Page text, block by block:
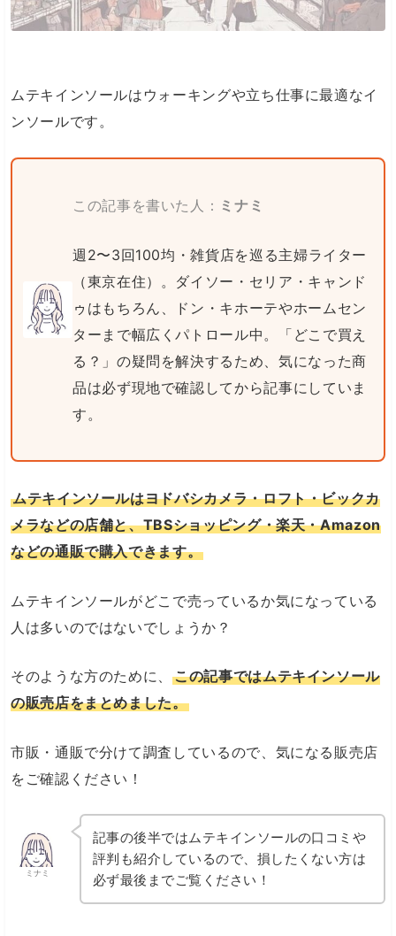
ムテキインソールはウォーキングや立ち仕事に最適なイ
ンソールです。
この記事を書いた人： ミナミ
週2〜3回100均・雑貨店を巡る主婦ライター
（東京在住）。ダイソー・セリア・キャンド
ゥはもちろん、ドン・キホーテやホームセン
ターまで幅広くパトロール中。「どこで買え
る？」の疑問を解決するため、気になった商
品は必ず現地で確認してから記事にしていま
す。
ムテキインソールはヨドバシカメラ・ロフト・ビックカ
メラなどの店舗と、TBSショッピング・楽天・Amazon
などの通販で購入できます。
ムテキインソールがどこで売っているか気になっている
人は多いのではないでしょうか？
そのような方のために、この記事ではムテキインソール
の販売店をまとめました。
市販・通販で分けて調査しているので、気になる販売店
をご確認ください！
ミナミ
記事の後半ではムテキインソールの口コミや
評判も紹介しているので、損したくない方は
必ず最後までご覧ください！